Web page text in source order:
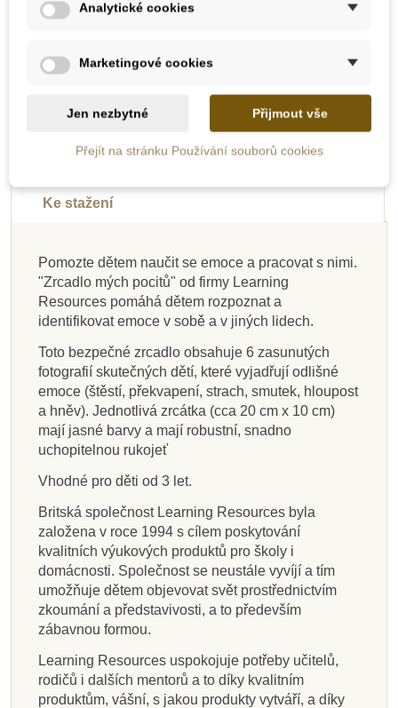
Přidat do košíku Přidat do košíku
-10%
Do školy
Skladem
PlanToys Sestav si
obličej
1 274 Kč 1 415 Kč
Přidat do košíku
Do školy
Skladem
Toys for life - Emoce
385 Kč
Přidat do košíku
-10%
Do školy
Skladem
Learning Resources
Pěnové kostky
392 Kč 436 Kč
Přidat do košíku
Do školy
Skladem
Learning Resources
Hra - Emoce
383 Kč
Přidat do košíku
-10%
Do školy
Skladem
Svojtka & CO Už
žádné záchvaty
vzteku
197 Kč 219 Kč
Přidat do košíku
Do školy
Skladem
Learning Resources
Kdo co cítí?
392 Kč
Přidat do košíku
-10%
Do školy
Skladem
Esence Montessori -
Dětské emoce
359 Kč 399 Kč
Přidat do košíku
Doporučené
Do školy
Na dotaz
MyMoo - Textilní
pexeso - emoce
719 Kč
Zobrazit detail
Ke stažení
Pomozte dětem naučit se emoce a pracovat s nimi.
"Zrcadlo mých pocitů" od firmy Learning
Resources pomáhá dětem rozpoznat a
identifikovat emoce v sobě a v jiných lidech.
Toto bezpečné zrcadlo obsahuje 6 zasunutých
fotografií skutečných dětí, které vyjadřují odlišné
emoce (štěstí, překvapení, strach, smutek, hloupost
a hněv). Jednotlivá zrcátka (cca 20 cm x 10 cm)
mají jasné barvy a mají robustní, snadno
uchopitelnou rukojeť
Vhodné pro děti od 3 let.
Britská společnost Learning Resources byla
založena v roce 1994 s cílem poskytování
kvalitních výukových produktů pro školy i
domácnosti. Společnost se neustále vyvíjí a tím
umožňuje dětem objevovat svět prostřednictvím
zkoumání a představivosti, a to především
zábavnou formou.
Learning Resources uspokojuje potřeby učitelů,
rodičů i dalších mentorů a to díky kvalitním
produktům, vášní, s jakou produkty vytváří, a díky
Analytické cookies
Marketingové cookies
Jen nezbytné Přijmout vše
Přejít na stránku Používání souborů cookies